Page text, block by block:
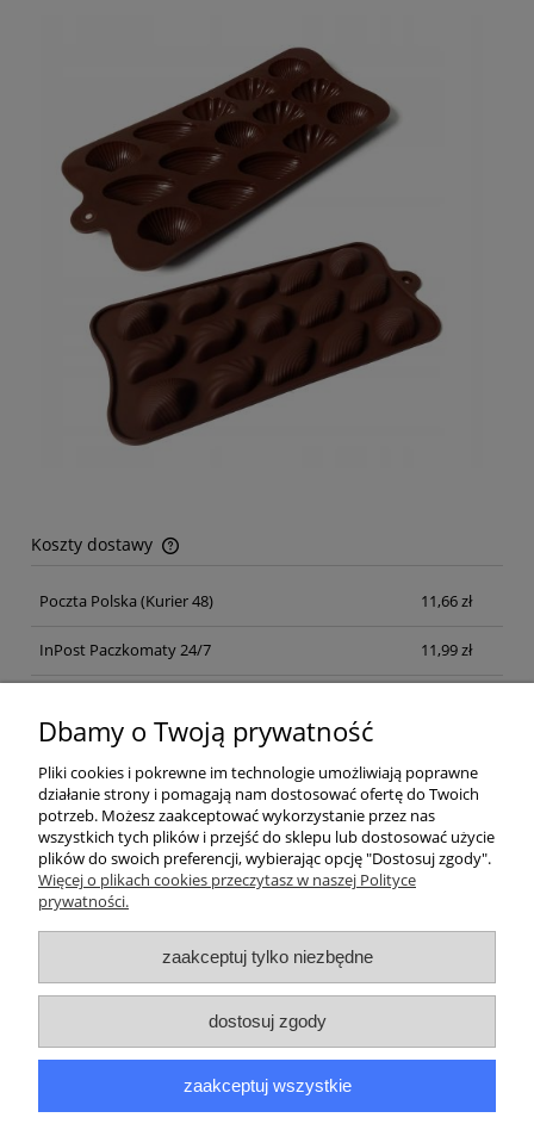
Koszty dostawy
Cena nie zawiera ewentualnych kosztów płatności
Poczta Polska (Kurier 48) 11,66 zł
InPost Paczkomaty 24/7 11,99 zł
Pomoc
Moje konto
Płatności i dostawa
Informacje
O nas
Dbamy o Twoją prywatność
Pliki cookies i pokrewne im technologie umożliwiają poprawne
działanie strony i pomagają nam dostosować ofertę do Twoich
potrzeb. Możesz zaakceptować wykorzystanie przez nas
wszystkich tych plików i przejść do sklepu lub dostosować użycie
plików do swoich preferencji, wybierając opcję "Dostosuj zgody".
Więcej o plikach cookies przeczytasz w naszej Polityce
prywatności.
zaakceptuj tylko niezbędne
dostosuj zgody
zaakceptuj wszystkie